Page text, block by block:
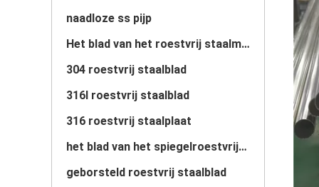
naadloze ss pijp
Het blad van het roestvrij staalmetaal
304 roestvrij staalblad
316l roestvrij staalblad
316 roestvrij staalplaat
het blad van het spiegelroestvrije staal
geborsteld roestvrij staalblad